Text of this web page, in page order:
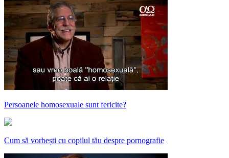
Persoanele homosexuale sunt fericite?
Cum să vorbești cu copilul tău despre pornografie